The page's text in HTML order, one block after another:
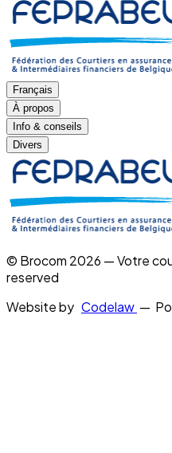
Français
À propos
Info & conseils
Divers
© Brocom 2026 — Votre
reserved
Website by Codelaw —